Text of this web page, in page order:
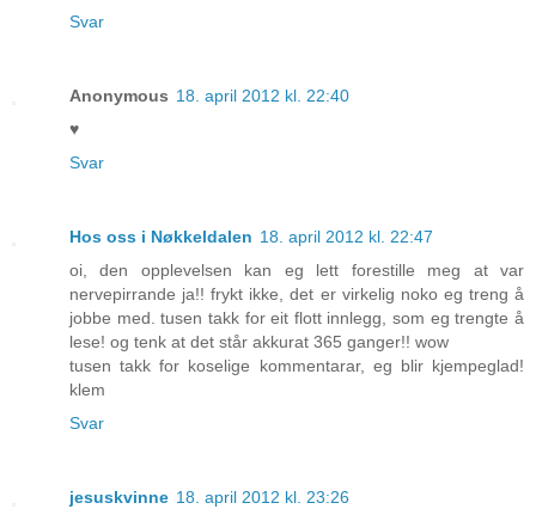
Svar
Anonymous 18. april 2012 kl. 22:40
♥
Svar
Hos oss i Nøkkeldalen 18. april 2012 kl. 22:47
oi, den opplevelsen kan eg lett forestille meg at var
nervepirrande ja!! frykt ikke, det er virkelig noko eg treng å
jobbe med. tusen takk for eit flott innlegg, som eg trengte å
lese! og tenk at det står akkurat 365 ganger!! wow
tusen takk for koselige kommentarar, eg blir kjempeglad!
klem
Svar
jesuskvinne 18. april 2012 kl. 23:26